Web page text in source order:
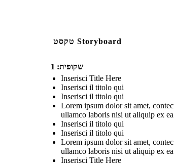
טקסט Storyboard
שקופית: 1
Inserisci Title Here
Inserisci il titolo qui
Inserisci il titolo qui
Lorem ipsum dolor sit amet,
ullamco laboris nisi ut aliquip ex
Inserisci il titolo qui
Inserisci il titolo qui
Lorem ipsum dolor sit amet,
ullamco laboris nisi ut aliquip ex
Inserisci Title Here